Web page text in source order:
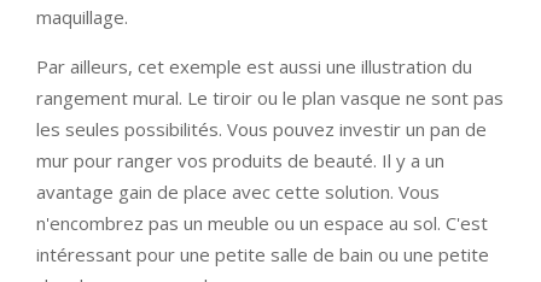
maquillage.
Par ailleurs, cet exemple est aussi une illustration du
rangement mural. Le tiroir ou le plan vasque ne sont pas
les seules possibilités. Vous pouvez investir un pan de
mur pour ranger vos produits de beauté. Il y a un
avantage gain de place avec cette solution. Vous
n'encombrez pas un meuble ou un espace au sol. C'est
intéressant pour une petite salle de bain ou une petite